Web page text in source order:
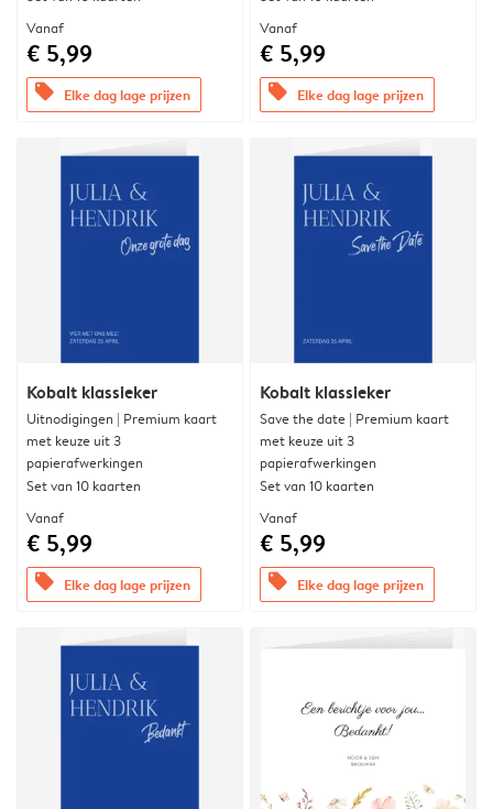
Vanaf
€ 5,99
offers Elke dag lage prijzen
Vanaf
€ 5,99
offers Elke dag lage prijzen
Kobalt klassieker
Uitnodigingen | Premium kaart
met keuze uit 3
papierafwerkingen
Set van 10 kaarten
Vanaf
€ 5,99
offers Elke dag lage prijzen
Kobalt klassieker
Save the date | Premium kaart
met keuze uit 3
papierafwerkingen
Set van 10 kaarten
Vanaf
€ 5,99
offers Elke dag lage prijzen